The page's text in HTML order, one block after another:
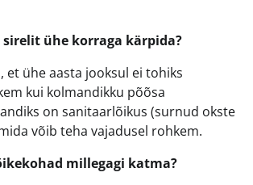
ühe korraga kärpida?
et ühe aasta jooksul ei tohiks
kui kolmandikku põõsa
on sanitaarlõikus (surnud okste
võib teha vajadusel rohkem.
millegagi katma?